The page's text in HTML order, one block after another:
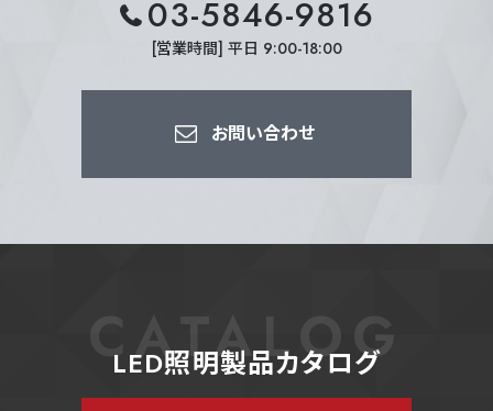
03-5846-9816
[営業時間] 平日 9:00-18:00
お問い合わせ
CATALOG
LED照明製品カタログ